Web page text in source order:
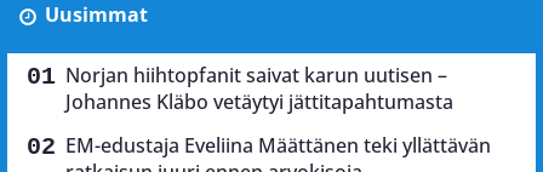
Uusimmat
Norjan hiihtopfanit saivat karun uutisen –
Johannes Kläbo vetäytyi jättitapahtumasta
EM-edustaja Eveliina Määttänen teki yllättävän